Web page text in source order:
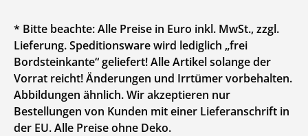
* Bitte beachte: Alle Preise in Euro inkl. MwSt., zzgl.
Lieferung. Speditionsware wird lediglich „frei
Bordsteinkante“ geliefert! Alle Artikel solange der
Vorrat reicht! Änderungen und Irrtümer vorbehalten.
Abbildungen ähnlich. Wir akzeptieren nur
Bestellungen von Kunden mit einer Lieferanschrift in
der EU. Alle Preise ohne Deko.